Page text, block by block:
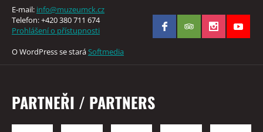
E-mail: info@muzeumck.cz
Telefon: +420 380 711 674
Prohlášení o přístupnosti
O WordPress se staráSoftmedia
PARTNEŘI / PARTNERS